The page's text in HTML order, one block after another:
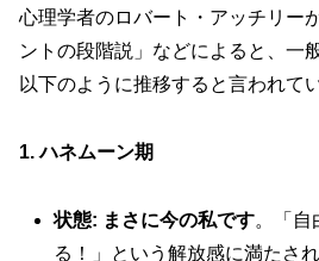
心理学者のロバート・アッチリー
ントの段階説」などによると、一
以下のように推移すると言われて
1. ハネムーン期
状態: まさに今の私です。「自
る！」という解放感に満たされ